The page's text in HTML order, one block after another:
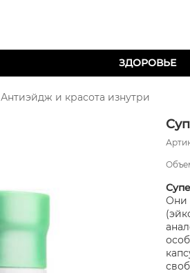
ЗДОРОВЬЕ
Антиэйдж и красота изнутри
Они